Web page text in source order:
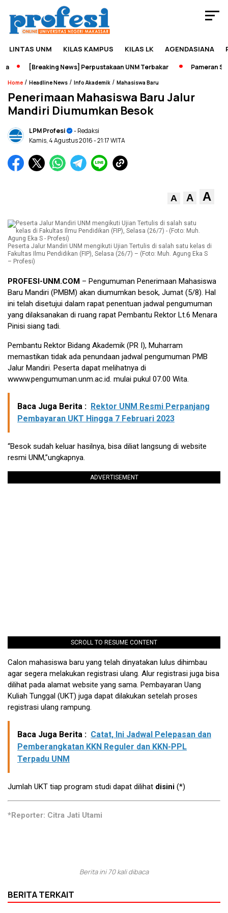
LINTAS UNM KILAS KAMPUS KILAS LK AGENDASIANA
[Breaking News] Perpustakaan UNM Terbakar Pameran
Home / Headline News / Info Akademik / Mahasiswa Baru
Penerimaan Mahasiswa Baru Jalur
Mandiri Diumumkan Besok
LPM Profesi
- Redaksi
Kamis, 4 Agustus 2016- 21:17 WITA
A A A
Peserta Jalur Mandiri UNM mengikuti Ujian Tertulis di salah satu kelas di
Fakultas Ilmu Pendidikan (FIP), Selasa (26/7) – (Foto: Muh. Agung Eka S
– Profesi)
PROFESI-UNM.COM – Pengumuman Penerimaan Mahasiswa
Baru Mandiri (PMBM) akan diumumkan besok, Jumat (5/8). Hal
ini telah disetujui dalam rapat penentuan jadwal pengumuman
yang dilaksanakan di ruang rapat Pembantu Rektor Lt.6 Menara
Pinisi siang tadi.
Pembantu Rektor Bidang Akademik (PR I), Muharram
memastikan tidak ada penundaan jadwal pengumuman PMB
Jalur Mandiri. Peserta dapat melihatnya di
wwww.pengumuman.unm.ac.id. mulai pukul 07.00 Wita.
Baca Juga Berita : Rektor UNM Resmi Perpanjang
Pembayaran UKT Hingga 7 Februari 2023
“Besok sudah keluar hasilnya, bisa diliat langsung di website
resmi UNM,”ungkapnya.
ADVERTISEMENT
SCROLL TO RESUME CONTENT
Calon mahasiswa baru yang telah dinyatakan lulus dihimbau
agar segera melakukan registrasi ulang. Alur registrasi juga bisa
dilihat pada alamat website yang sama. Pembayaran Uang
Kuliah Tunggal (UKT) juga dapat dilakukan setelah proses
registrasi ulang rampung.
Baca Juga Berita : Catat, Ini Jadwal Pelepasan dan
Pemberangkatan KKN Reguler dan KKN-PPL
Terpadu UNM
Jumlah UKT tiap program studi dapat dilihat disini (*)
*Reporter: Citra Jati Utami
Berita ini 70 kali dibaca
BERITA TERKAIT